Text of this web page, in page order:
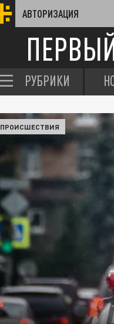
АВТОРИЗАЦИЯ
РУБРИКИ
ПРОИСШЕСТВИЯ